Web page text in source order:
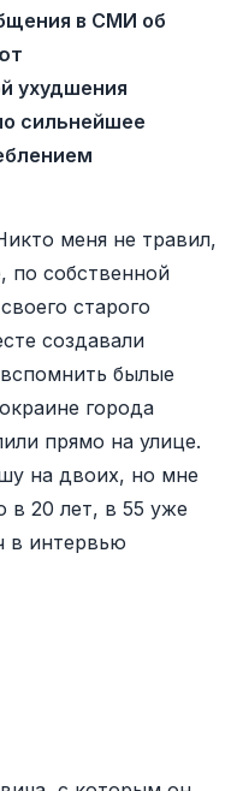
в СМИ об
ухудшения
сильнейшее
меня не травил,
по собственной
старого
создавали
былые
города
прямо на улице.
на двоих, но мне
в 20 лет, в 55 уже
в интервью